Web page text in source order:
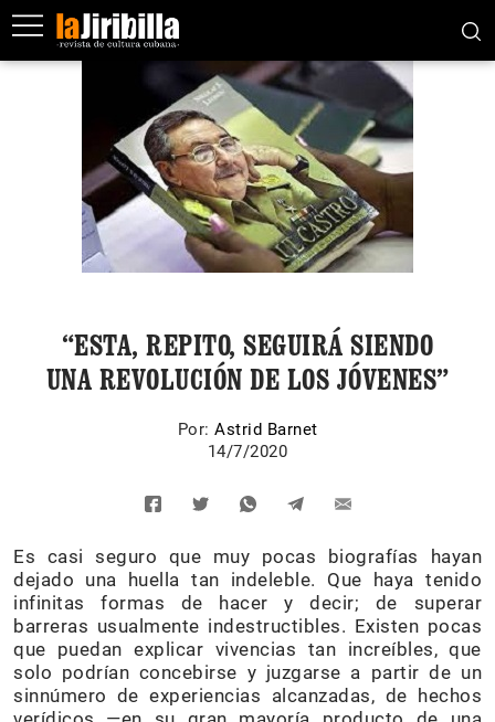
“ESTA, REPITO, SEGUIRÁ SIENDO
UNA REVOLUCIÓN DE LOS JÓVENES”
Por: Astrid Barnet
14/7/2020
Es casi seguro que muy pocas biografías hayan
dejado una huella tan indeleble. Que haya tenido
infinitas formas de hacer y decir; de superar
barreras usualmente indestructibles. Existen pocas
que puedan explicar vivencias tan increíbles, que
solo podrían concebirse y juzgarse a partir de un
sinnúmero de experiencias alcanzadas, de hechos